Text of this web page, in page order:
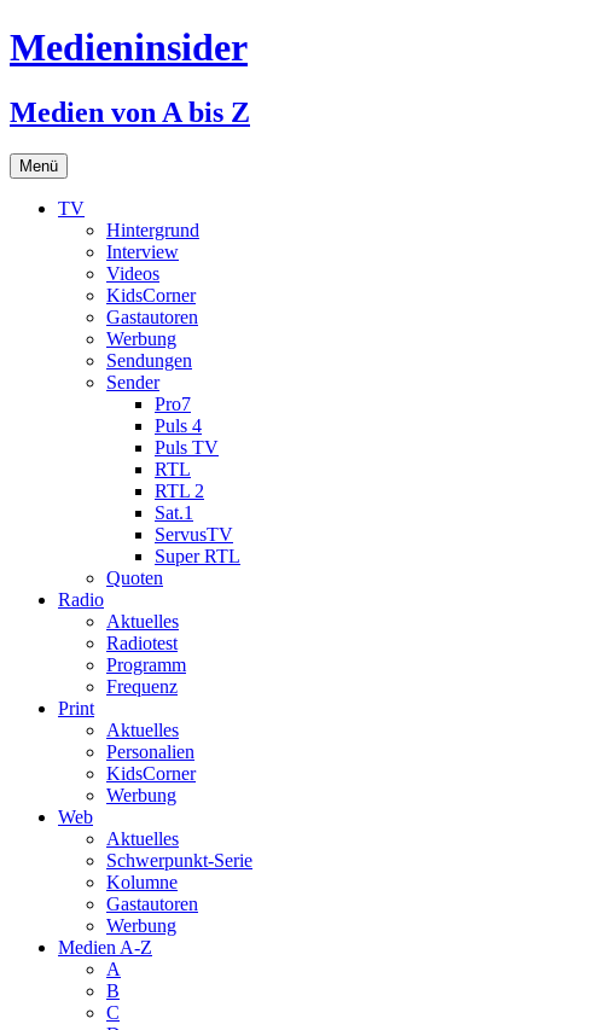
Medieninsider
Medien von A bis Z
Menü Zum
Inhalt
springen
TV
Hintergrund
Interview
Videos
KidsCorner
Gastautoren
Werbung
Sendungen
Sender
Pro7
Puls 4
Puls TV
RTL
RTL 2
Sat.1
ServusTV
Super RTL
Quoten
Radio
Aktuelles
Radiotest
Programm
Frequenz
Print
Aktuelles
Personalien
KidsCorner
Werbung
Web
Aktuelles
Schwerpunkt-Serie
Kolumne
Gastautoren
Werbung
Medien A-Z
A
B
C